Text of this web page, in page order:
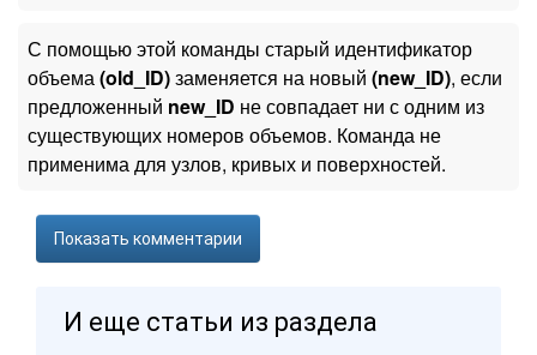
С помощью этой команды старый идентификатор
объема(old_ID)заменяется на новый (new_ID), если
предложенный new_ID не совпадает ни с одним из
существующих номеров объемов. Команда не
применима для узлов, кривых и поверхностей.
Показать комментарии
И еще статьи из раздела